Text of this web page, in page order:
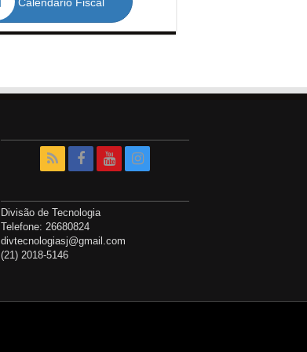
Calendário Fiscal
Divisão de Tecnologia
Telefone: 26680824
divtecnologiasj@gmail.com
(21) 2018-5146